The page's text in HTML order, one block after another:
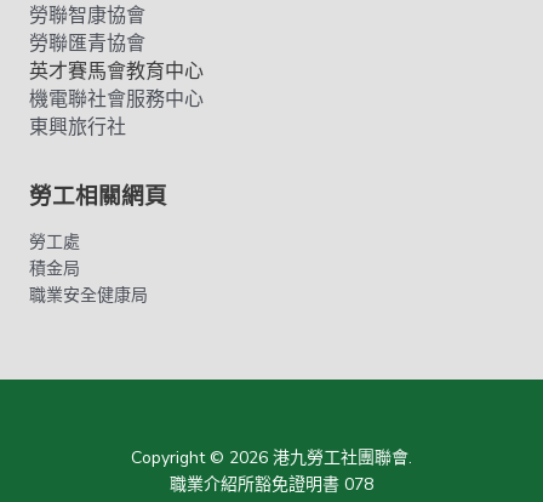
勞聯智康協會
勞聯匯青協會
英才賽馬會教育中心
機電聯社會服務中心
東興旅行社
勞工相關網頁
勞工處
積金局
職業安全健康局
Copyright © 2026 港九勞工社團聯會.
職業介紹所豁免證明書 078